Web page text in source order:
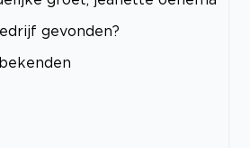
gevonden?